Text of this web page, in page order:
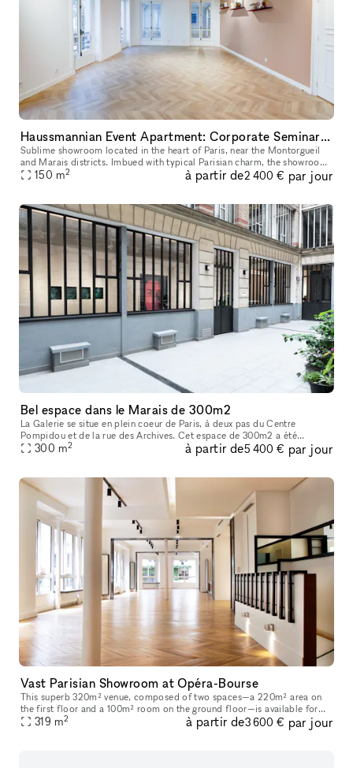
Haussmannian Event Apartment: Corporate Seminars, Conferences, Showrooms...
Sublime showroom located in the heart of Paris, near the Montorgueil
and Marais districts. Imbued with typical Parisian charm, the showroom
offers an incomparable showcase. You can rent it to highlig
150 m2 à partir de2 400 € par jour
Bel espace dans le Marais de 300m2
La Galerie se situe en plein coeur de Paris, à deux pas du Centre
Pompidou et de la rue des Archives. Cet espace de 300m2 a été
entièrement rénové en 2022 afin d’acceuillir un nouvel espace d’exposit
300 m2 à partir de5 400 € par jour
Vast Parisian Showroom at Opéra-Bourse
This superb 320m² venue, composed of two spaces—a 220m² area on
the first floor and a 100m² room on the ground floor—is available for
short-term rental to host your Showrooms, Pop-Up Stores, Temporar
319 m2 à partir de3 600 € par jour